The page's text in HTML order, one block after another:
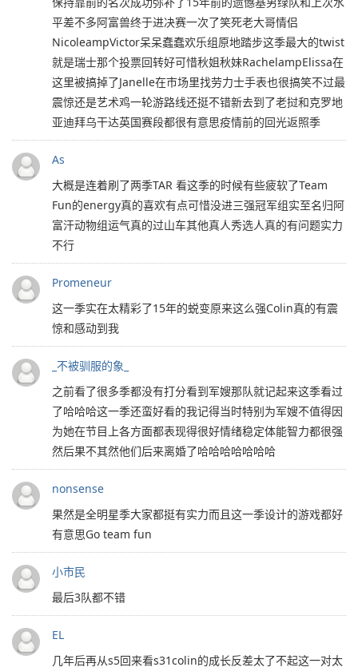
平差不多阿富兽终于进决赛一次了笑死老大哥情侣
NicoleampVictor呆呆蠢蠢欢乐组原地踏步这季最大的twist
就是瑞士那个投票回转好可惜秋姐秋妹RachelampElissa在
这里被搞掉了Janelle在市场里找劳力士手表也很搞笑不过最
震惊还是艺术鸡一轮游路线还挺不错新去到了老挝和克罗地
亚迪拜乌干达英国赛段都很有意思疫情前的回光返照季
As
大概是连着刷了两季TAR 看这季的时候有些疲软了Team
Fun的energy真的喜欢有点可惜没进三强冠军组实至名归阿
富汗动物组运气真的过山车其他真人秀选人真的有问题实力
不行
Promeneur
这一季实在太精彩了15年的蜕变原来这么强Colin真的有震
惊和感动到我
_不被驯服的象_
之前看了很多季都没有打分看到军嫂那队就记起来这季看过
了哈哈哈这一季还蛮好看的我记得当时特别为军嫂不值得因
为她在节目上各方面都表现得很好情绪稳定体能智力都很强
然后果不其然他们后来离婚了哈哈哈哈哈哈哈
nonsense
果然是全明星季大家都挺有实力而且这一季设计的游戏都好
有意思Go team fun
小市民
最后3队都不错
EL
几年后再从s5回来看s31colin的成长反差太了不起这一对太